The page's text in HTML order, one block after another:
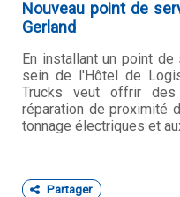
Nouveau point de
Gerland
En installant un point
sein de l'Hôtel de
Trucks veut offrir
réparation de proximité
tonnage électriques et
Partager